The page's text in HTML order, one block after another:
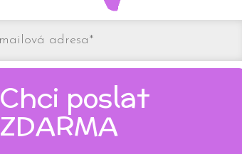
Chci poslat
ZDARMA